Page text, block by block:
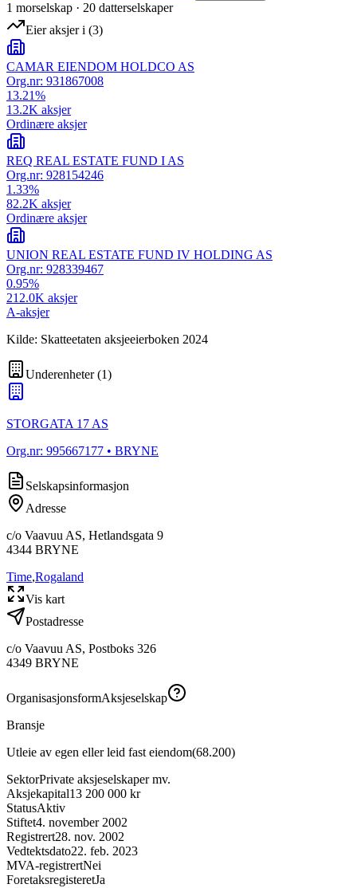
1 morselskap · 20 datterselskaper
Eier aksjer i (3)
CAMAR EIENDOM HOLDCO AS
Org.nr: 931867008
13.21%
13.2K aksjer
Ordinære aksjer
REQ REAL ESTATE FUND I AS
Org.nr: 928154246
1.33%
82.2K aksjer
Ordinære aksjer
UNION REAL ESTATE FUND IV HOLDING AS
Org.nr: 928339467
0.95%
212.0K aksjer
A-aksjer
Kilde: Skatteetaten aksjeeierboken 2024
Underenheter(1)
STORGATA 17 AS
Org.nr: 995667177 • BRYNE
Selskapsinformasjon
Adresse
c/o Vaavuu AS, Hetlandsgata 9
4344 BRYNE
Time,Rogaland
Vis kart
Postadresse
c/o Vaavuu AS, Postboks 326
4349 BRYNE
OrganisasjonsformAksjeselskap
Bransje
Utleie av egen eller leid fast eiendom(68.200)
SektorPrivate aksjeselskaper mv.
Aksjekapital13 200 000 kr
StatusAktiv
Stiftet4. november 2002
Registrert28. nov. 2002
Vedtektsdato22. feb. 2023
MVA-registrertNei
ForetaksregisteretJa